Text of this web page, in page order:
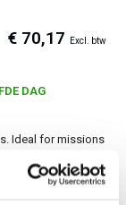
€ 70,17 Excl. btw
DAG
Ideal for missions